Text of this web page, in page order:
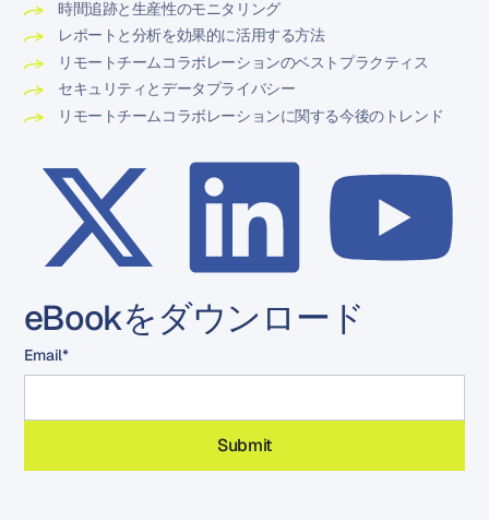
時間追跡と生産性のモニタリング
レポートと分析を効果的に活用する方法
リモートチームコラボレーションのベストプラクティス
セキュリティとデータプライバシー
リモートチームコラボレーションに関する今後のトレンド
eBookをダウンロード
Email*